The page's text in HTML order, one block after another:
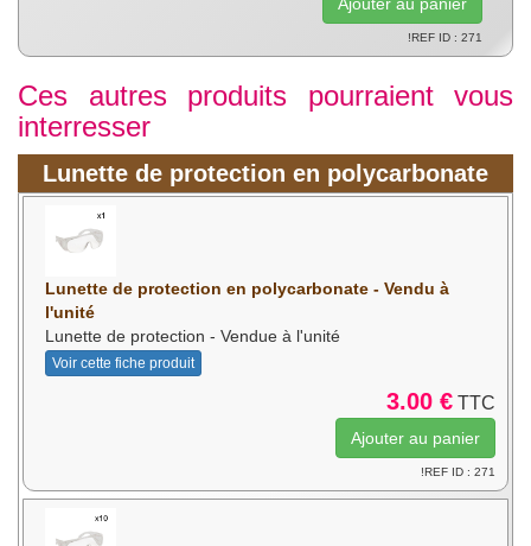
!REF ID : 271
Ces autres produits pourraient vous
interresser
Lunette de protection en polycarbonate
Lunette de protection en polycarbonate - Vendu à
l'unité
Lunette de protection - Vendue à l'unité
Voir cette fiche produit
3.00 € TTC
!REF ID : 271